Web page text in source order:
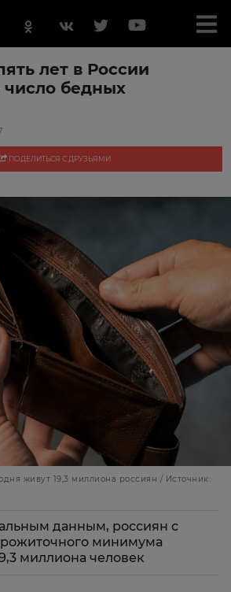
лет в России
число бедных
ПОДЕЛИТЬСЯ С ДРУЗЬЯМИ
живут 19,3 миллиона россиян / Источник:
данным, россиян с
минимума
миллиона человек